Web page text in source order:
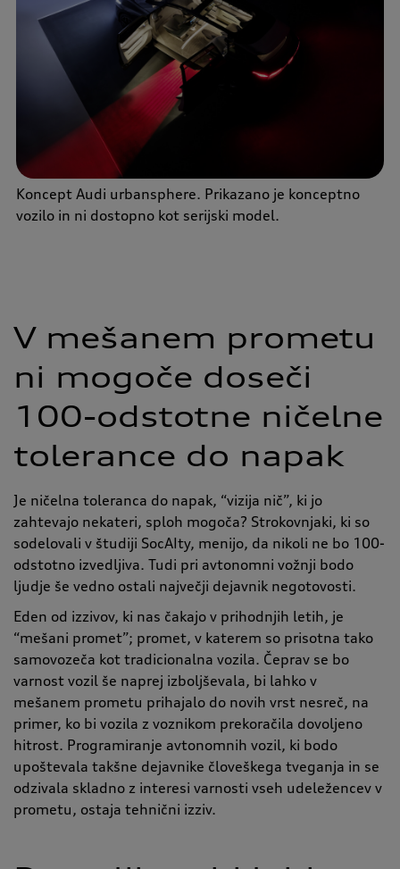
Koncept Audi urbansphere. Prikazano je konceptno
vozilo in ni dostopno kot serijski model.
V mešanem prometu
ni mogoče doseči
100-odstotne ničelne
tolerance do napak
Je ničelna toleranca do napak, “vizija nič”, ki jo
zahtevajo nekateri, sploh mogoča? Strokovnjaki, ki so
sodelovali v študiji SocAIty, menijo, da nikoli ne bo 100-
odstotno izvedljiva. Tudi pri avtonomni vožnji bodo
ljudje še vedno ostali največji dejavnik negotovosti.
Eden od izzivov, ki nas čakajo v prihodnjih letih, je
“mešani promet”; promet, v katerem so prisotna tako
samovozeča kot tradicionalna vozila. Čeprav se bo
varnost vozil še naprej izboljševala, bi lahko v
mešanem prometu prihajalo do novih vrst nesreč, na
primer, ko bi vozila z voznikom prekoračila dovoljeno
hitrost. Programiranje avtonomnih vozil, ki bodo
upoštevala takšne dejavnike človeškega tveganja in se
odzivala skladno z interesi varnosti vseh udeležencev v
prometu, ostaja tehnični izziv.